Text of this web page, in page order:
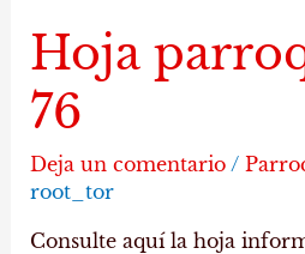
Hoja
76
Deja un comentario /
root_tor
Consulte aquí la hoja